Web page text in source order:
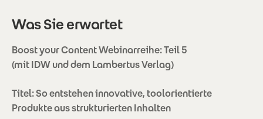
Was Sie erwartet
Boost your Content Webinarreihe: Teil 5
(mit IDW und dem Lambertus Verlag)
Titel: So entstehen innovative, toolorientierte
Produkte aus strukturierten Inhalten